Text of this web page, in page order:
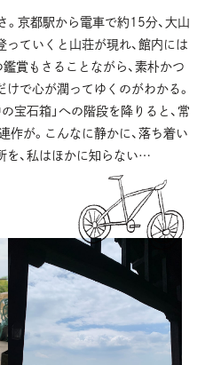
。京都駅から電車で約15分、大山
ていくと山荘が現れ、館内には
賞もさることながら、素朴かつ
で心が潤ってゆくのがわかる。
宝石箱」への階段を降りると、常
作が。こんなに静かに、落ち着い
を、私はほかに知らない…